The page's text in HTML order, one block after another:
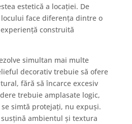
estetică a locației. De
face diferența dintre o
construită
simultan mai multe
decorativ trebuie să ofere
fără să încarce excesiv
trebuie amplasate logic,
simtă protejați, nu expuși.
ambientul și textura